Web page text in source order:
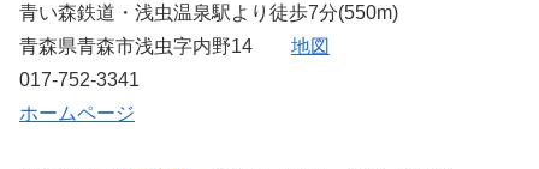
青い森鉄道・浅虫温泉駅より徒歩7分(550m)
青森県青森市浅虫字内野14 地図
017-752-3341
ホームページ